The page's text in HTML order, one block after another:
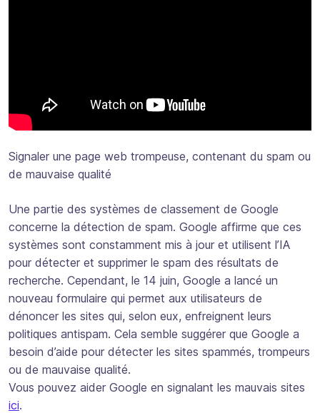
Signaler une page web trompeuse, contenant du spam ou
de mauvaise qualité
Une partie des systèmes de classement de Google
concerne la détection de spam. Google affirme que ces
systèmes sont constamment mis à jour et utilisent l’IA
pour détecter et supprimer le spam des résultats de
recherche. Cependant, le 14 juin, Google a lancé un
nouveau formulaire qui permet aux utilisateurs de
dénoncer les sites qui, selon eux, enfreignent leurs
politiques antispam. Cela semble suggérer que Google a
besoin d’aide pour détecter les sites spammés, trompeurs
ou de mauvaise qualité.
Vous pouvez aider Google en signalant les mauvais sites
ici.